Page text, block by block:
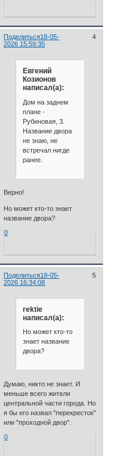
Поделиться 4
18-05-
2026 15:59:35
Евгений
Козионов
написал(а):
Дом на заднем
плане -
Рубиновая, 3.
Название двора
не знаю, не
встречал нигде
ранее.
Верно!
Но может кто-то знает
название двора?
0
Поделиться 5
18-05-
2026 16:34:08
rektie
написал(а):
Но может кто-то
знает название
двора?
Думаю, никто не знает. И
меньше всего жители
центральной части города. Но
я бы его назвал "перекресток"
или "проходной двор".
0